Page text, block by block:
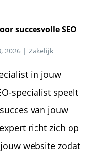
succesvolle SEO
2026| Zakelijk
in jouw
specialist speelt
van jouw
richt zich op
website zodat